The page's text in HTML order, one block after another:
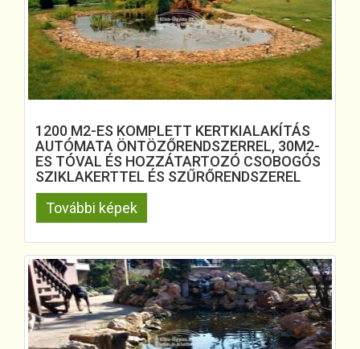
1200 M2-ES KOMPLETT KERTKIALAKÍTÁS
AUTÓMATA ÖNTÖZŐRENDSZERREL, 30M2-
ES TÓVAL ÉS HOZZÁTARTOZÓ CSOBOGÓS
SZIKLAKERTTEL ÉS SZŰRŐRENDSZEREL
További képek